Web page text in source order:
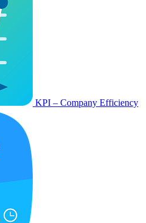
KPI – Company Efficiency